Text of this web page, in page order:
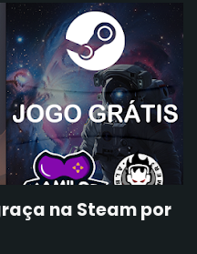
na Steam por